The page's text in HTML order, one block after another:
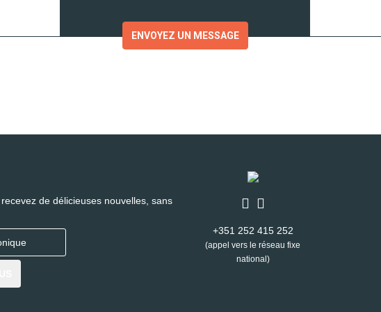
ENVOYEZ UN MESSAGE
de délicieuses nouvelles, sans
+351 252 415 252
(appel vers le réseau fixe
national)